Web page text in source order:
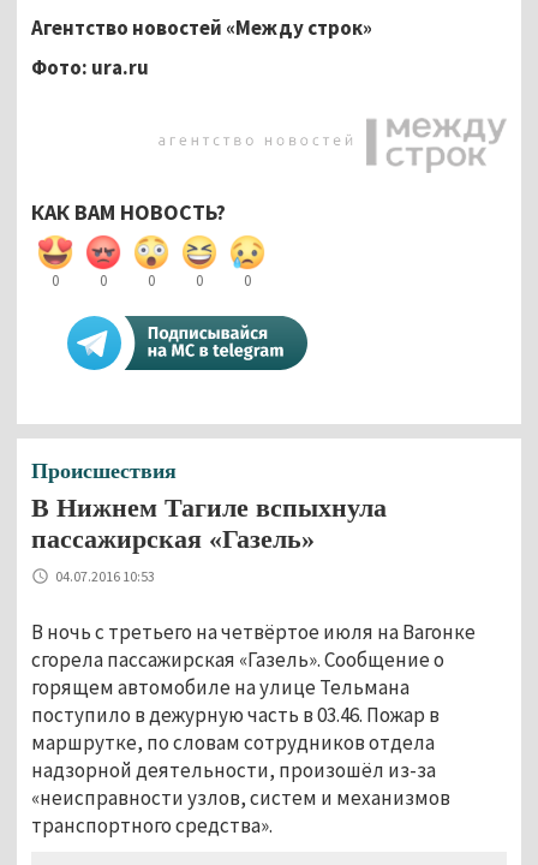
Агентство новостей «Между строк»
Фото: ura.ru
КАК ВАМ НОВОСТЬ?
0 0 0 0 0
Происшествия
В Нижнем Тагиле вспыхнула
пассажирская «Газель»
04.07.2016 10:53
В ночь с третьего на четвёртое июля на Вагонке
сгорела пассажирская «Газель». Сообщение о
горящем автомобиле на улице Тельмана
поступило в дежурную часть в 03.46. Пожар в
маршрутке, по словам сотрудников отдела
надзорной деятельности, произошёл из-за
«неисправности узлов, систем и механизмов
транспортного средства».